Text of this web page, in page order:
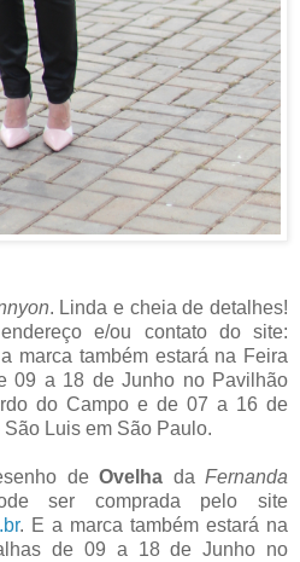
. Linda e cheia de detalhes!
e/ou contato do site:
marca também estará na Feira
09 a 18 de Junho no Pavilhão
do Campo e de 07 a 16 de
Luis em São Paulo.
deOvelha daFernanda
ser comprada pelo site
. E a marca também estará na
de 09 a 18 de Junho no